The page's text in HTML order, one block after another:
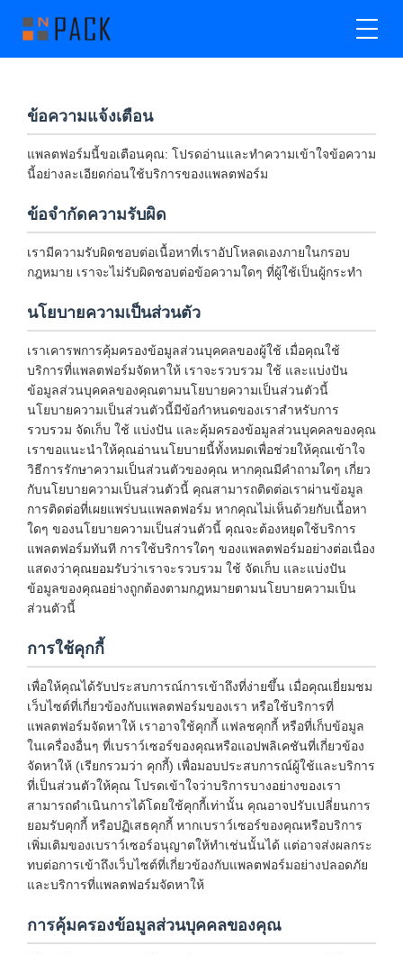
ข้อความแจ้งเตือน
แพลตฟอร์มนี้ขอเตือนคุณ: โปรดอ่านและทำความเข้าใจข้อความ
นี้อย่างละเอียดก่อนใช้บริการของแพลตฟอร์ม
ข้อจำกัดความรับผิด
เรามีความรับผิดชอบต่อเนื้อหาที่เราอัปโหลดเองภายในกรอบ
กฎหมาย เราจะไม่รับผิดชอบต่อข้อความใดๆ ที่ผู้ใช้เป็นผู้กระทำ
นโยบายความเป็นส่วนตัว
เราเคารพการคุ้มครองข้อมูลส่วนบุคคลของผู้ใช้ เมื่อคุณใช้
บริการที่แพลตฟอร์มจัดหาให้ เราจะรวบรวม ใช้ และแบ่งปัน
ข้อมูลส่วนบุคคลของคุณตามนโยบายความเป็นส่วนตัวนี้
นโยบายความเป็นส่วนตัวนี้มีข้อกำหนดของเราสำหรับการ
รวบรวม จัดเก็บ ใช้ แบ่งปัน และคุ้มครองข้อมูลส่วนบุคคลของคุณ
เราขอแนะนำให้คุณอ่านนโยบายนี้ทั้งหมดเพื่อช่วยให้คุณเข้าใจ
วิธีการรักษาความเป็นส่วนตัวของคุณ หากคุณมีคำถามใดๆ เกี่ยว
กับนโยบายความเป็นส่วนตัวนี้ คุณสามารถติดต่อเราผ่านข้อมูล
การติดต่อที่เผยแพร่บนแพลตฟอร์ม หากคุณไม่เห็นด้วยกับเนื้อหา
ใดๆ ของนโยบายความเป็นส่วนตัวนี้ คุณจะต้องหยุดใช้บริการ
แพลตฟอร์มทันที การใช้บริการใดๆ ของแพลตฟอร์มอย่างต่อเนื่อง
แสดงว่าคุณยอมรับว่าเราจะรวบรวม ใช้ จัดเก็บ และแบ่งปัน
ข้อมูลของคุณอย่างถูกต้องตามกฎหมายตามนโยบายความเป็น
ส่วนตัวนี้
การใช้คุกกี้
เพื่อให้คุณได้รับประสบการณ์การเข้าถึงที่ง่ายขึ้น เมื่อคุณเยี่ยมชม
เว็บไซต์ที่เกี่ยวข้องกับแพลตฟอร์มของเรา หรือใช้บริการที่
แพลตฟอร์มจัดหาให้ เราอาจใช้คุกกี้ แฟลชคุกกี้ หรือที่เก็บข้อมูล
ในเครื่องอื่นๆ ที่เบราว์เซอร์ของคุณหรือแอปพลิเคชันที่เกี่ยวข้อง
จัดหาให้ (เรียกรวมว่า คุกกี้) เพื่อมอบประสบการณ์ผู้ใช้และบริการ
ที่เป็นส่วนตัวให้คุณ โปรดเข้าใจว่าบริการบางอย่างของเรา
สามารถดำเนินการได้โดยใช้คุกกี้เท่านั้น คุณอาจปรับเปลี่ยนการ
ยอมรับคุกกี้ หรือปฏิเสธคุกกี้ หากเบราว์เซอร์ของคุณหรือบริการ
เพิ่มเติมของเบราว์เซอร์อนุญาตให้ทำเช่นนั้นได้ แต่อาจส่งผลกระ
ทบต่อการเข้าถึงเว็บไซต์ที่เกี่ยวข้องกับแพลตฟอร์มอย่างปลอดภัย
และบริการที่แพลตฟอร์มจัดหาให้
การคุ้มครองข้อมูลส่วนบุคคลของคุณ